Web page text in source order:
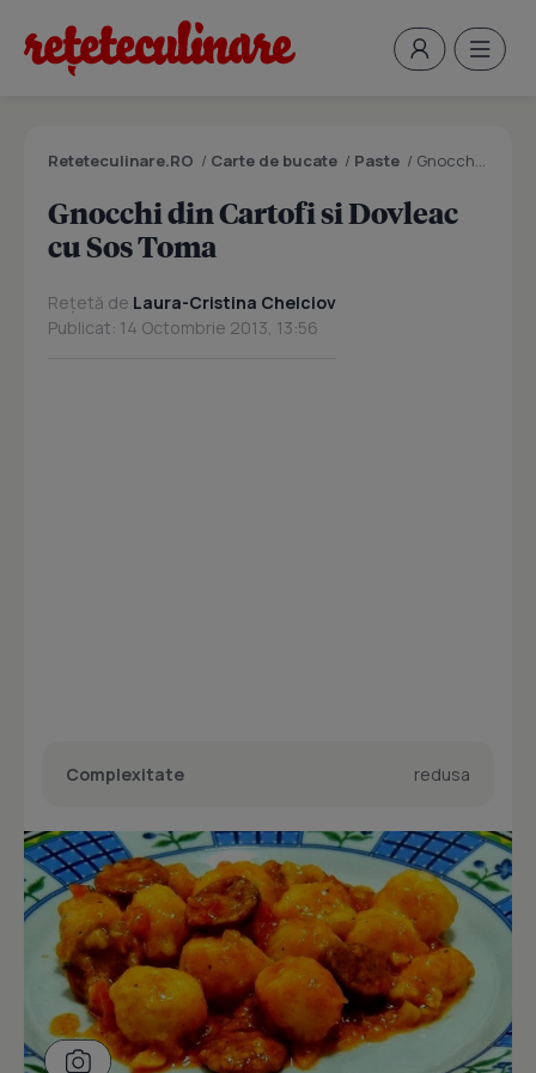
Reteteculinare.RO / Carte de bucate / Paste / Gnocchi din Cartofi si Dovleac cu Sos Toma
Gnocchi din Cartofi si Dovleac
cu Sos Toma
Rețetă de Laura-Cristina Chelciov
Publicat: 14 Octombrie 2013, 13:56
Complexitate redusa